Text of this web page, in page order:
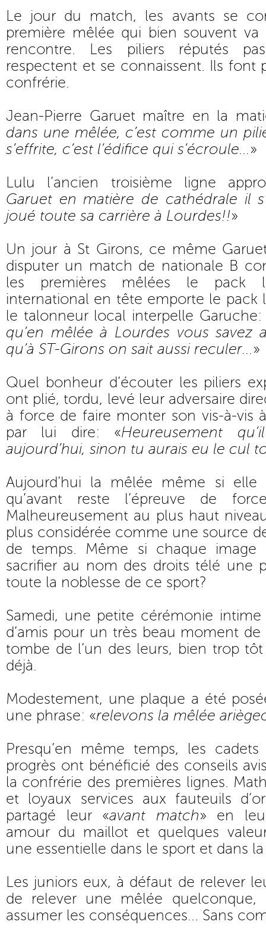
Le jour du match, les avants se
première mêlée qui bien souvent
rencontre. Les piliers réputés
respectent et se connaissent. Ils font
confrérie.
Jean-Pierre Garuet maître en la
dans une mêlée, c’est comme un
s’effrite, c’est l’édifice qui s’écroule...»
Lulu l’ancien troisième ligne
Garuet en matière de cathédrale il
joué toute sa carrière à Lourdes!!»
Un jour à St Girons, ce même
disputer un match de nationale B
les premières mêlées le pack
international en tête emporte le pack
le talonneur local interpelle Garuche:
qu’en mêlée à Lourdes vous savez
qu’à ST-Girons on sait aussi reculer...»
Quel bonheur d’écouter les piliers
ont plié, tordu, levé leur adversaire
à force de faire monter son vis-à-vis
par lui dire: «Heureusement
aujourd’hui, sinon tu aurais eu le cul
Aujourd’hui la mêlée même si elle
qu’avant reste l’épreuve de
Malheureusement au plus haut
plus considérée comme une source
de temps. Même si chaque
sacrifier au nom des droits télé une
toute la noblesse de ce sport?
Samedi, une petite cérémonie
d’amis pour un très beau moment
tombe de l’un des leurs, bien trop
déjà.
Modestement, une plaque a été
une phrase: «relevons la mêlée
Presqu’en même temps, les
progrès ont bénéficié des conseils
la confrérie des premières lignes.
et loyaux services aux fauteuils
partagé leur «avant match» en
amour du maillot et quelques
une essentielle dans le sport et dans la
Les juniors eux, à défaut de relever
de relever une mêlée quelconque,
assumer les conséquences... Sans